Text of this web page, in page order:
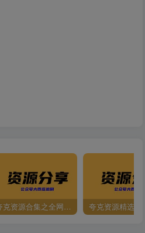
夸克资源合集之全网影视 夸克资源精选资源